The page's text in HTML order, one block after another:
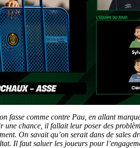
fasse comme contre Pau, en allant
chance, il fallait leur poser des
On savait qu’on serait dans de sales
Il faut saluer les joueurs pour